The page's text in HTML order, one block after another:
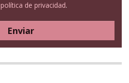
política de privacidad.
Enviar